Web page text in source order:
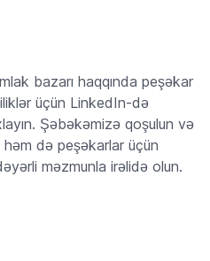
bazarı haqqında peşəkar
üçün LinkedIn-də
Şəbəkəmizə qoşulun və
də peşəkarlar üçün
məzmunla irəlidə olun.